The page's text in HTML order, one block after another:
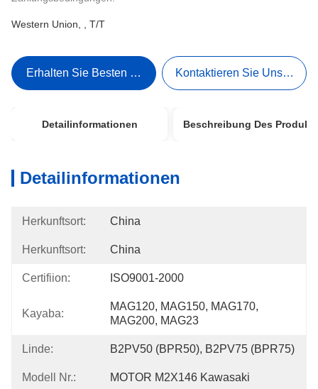
Western Union, , T/T
Erhalten Sie Besten Preis Kontaktieren Sie Uns Jetzt
Detailinformationen Beschreibung Des
Detailinformationen
Herkunftsort: China
Herkunftsort: China
Certifiion: ISO9001-2000
Kayaba:
MAG120, MAG150, MAG170,
MAG200, MAG23
Linde: B2PV50 (BPR50), B2PV75 (BPR75)
Modell Nr.: MOTOR M2X146 Kawasaki